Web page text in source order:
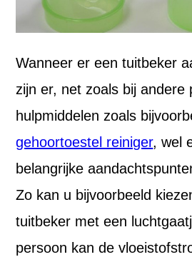
Wanneer er een tuitbeker
zijn er, net zoals bij andere
hulpmiddelen zoals
gehoortoestel reiniger, wel
belangrijke
Zo kan u bijvoorbeeld
tuitbeker met een
persoon kan de